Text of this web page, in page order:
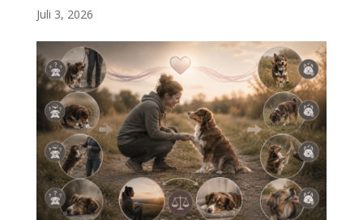
Juli 3, 2026